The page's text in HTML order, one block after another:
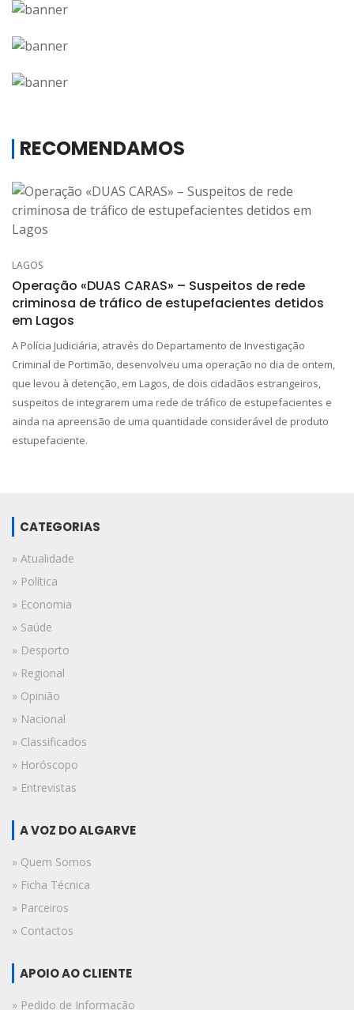
RECOMENDAMOS
LAGOS
Operação «DUAS CARAS» – Suspeitos de rede
criminosa de tráfico de estupefacientes detidos
em Lagos
A Polícia Judiciária, através do Departamento de Investigação
Criminal de Portimão, desenvolveu uma operação no dia de ontem,
que levou à detenção, em Lagos, de dois cidadãos estrangeiros,
suspeitos de integrarem uma rede de tráfico de estupefacientes e
ainda na apreensão de uma quantidade considerável de produto
estupefaciente.
CATEGORIAS
» Atualidade
» Política
» Economia
» Saúde
» Desporto
» Regional
» Opinião
» Nacional
» Classificados
» Horóscopo
» Entrevistas
A VOZ DO ALGARVE
» Quem Somos
» Ficha Técnica
» Parceiros
» Contactos
APOIO AO CLIENTE
» Pedido de Informação